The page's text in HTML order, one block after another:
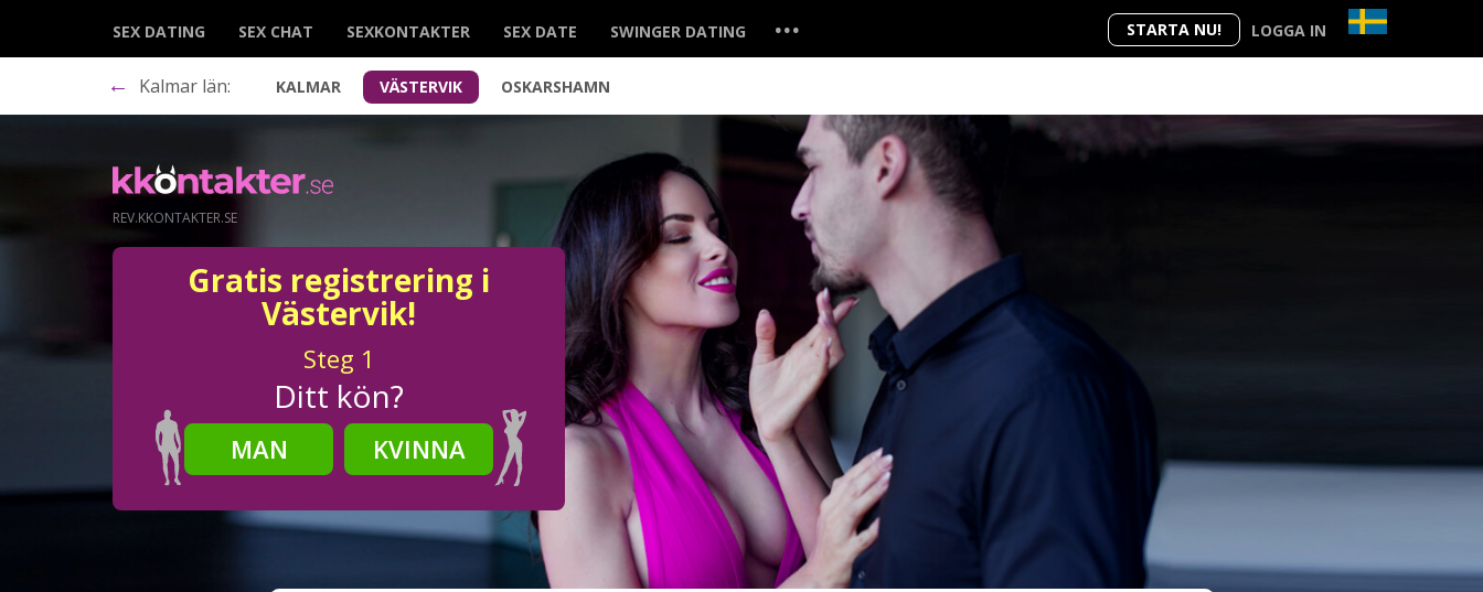
STARTA NU! LOGGA IN
SEX DATING SEX CHAT SEXKONTAKTER SEX DATE SWINGER DATING ...
← Kalmar län: KALMAR VÄSTERVIK OSKARSHAMN
REV.KKONTAKTER.SE
Gratis registrering i
Västervik!
Steg 1
Ditt kön?
MAN
KVINNA
Steg2
Ditt födelsedatum?